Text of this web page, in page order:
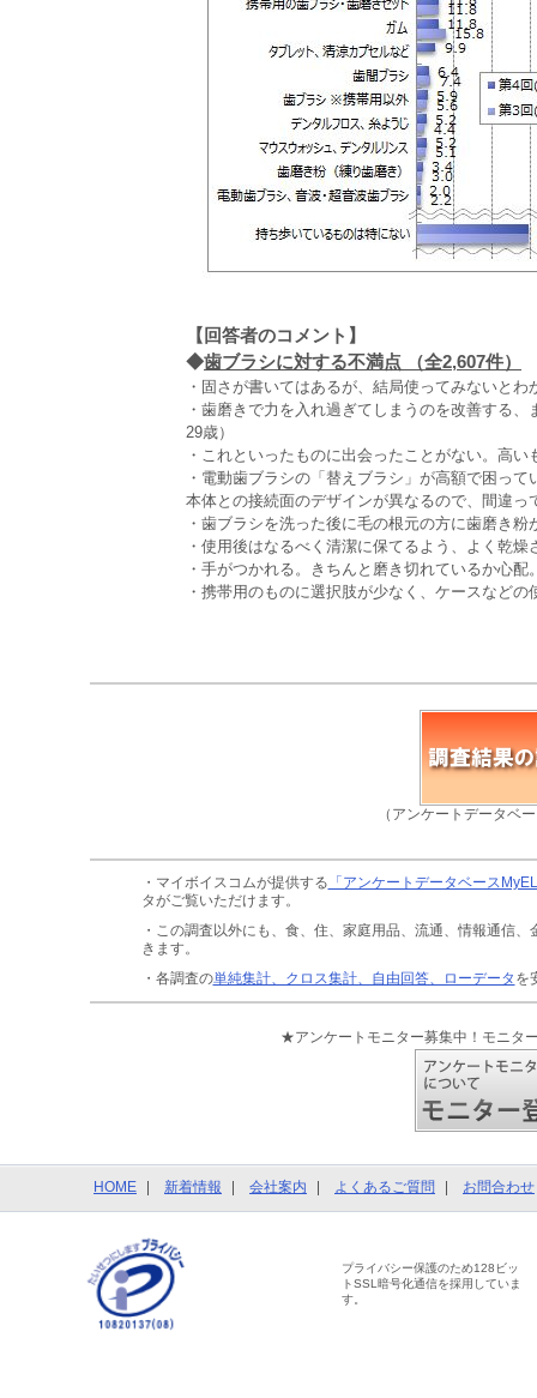
【回答者のコメント】
◆歯ブラシに対する不満点 （全2,607件）
・固さが書いてはあるが、結局使ってみないとわ
・歯磨きで力を入れ過ぎてしまうのを改善する
29歳）
・これといったものに出会ったことがない。高
・電動歯ブラシの「替えブラシ」が高額で困っ
本体との接続面のデザインが異なるので、間違
・歯ブラシを洗った後に毛の根元の方に歯磨き
・使用後はなるべく清潔に保てるよう、よく乾
・手がつかれる。きちんと磨き切れているか心配
・携帯用のものに選択肢が少なく、ケースなど
（アンケートデータベ
・マイボイスコムが提供する 「アンケートデータベース
タがご覧いただけます。
・この調査以外にも、食、住、家庭用品、流通、情報通信、
きます。
・各調査の単純集計、クロス集計、自由回答、ローデータ を
★アンケートモニター募集中！モニタ
HOME 新着情報 会社案内 よくあるご質問 お問合わせ
プライバシー保護のため128ビッ
トSSL暗号化通信を採用していま
す。